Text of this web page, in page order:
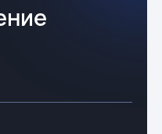
капролона